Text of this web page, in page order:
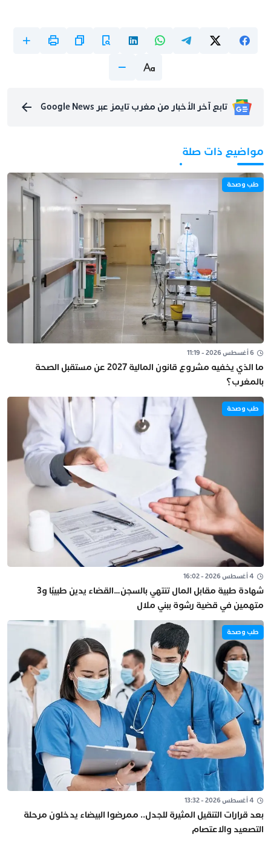
تابع آخر الأخبار من مغرب تايمز عبر Google News
مواضيع ذات صلة
طب وصحة
6 أغسطس 2026 - 11:19
ما الذي يخفيه مشروع قانون المالية 2027 عن مستقبل الصحة
بالمغرب؟
طب وصحة
4 أغسطس 2026 - 16:02
شهادة طبية مقابل المال تنتهي بالسجن…القضاء يدين طبيبًا و3
متهمين في قضية رشوة ببني ملال
طب وصحة
4 أغسطس 2026 - 13:32
بعد قرارات التنقيل المثيرة للجدل.. ممرضوا البيضاء يدخلون مرحلة
التصعيد والاعتصام